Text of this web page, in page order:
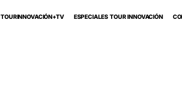
TOURINNOVACIÓN+TV ESPECIALES TOUR INNOVACIÓN